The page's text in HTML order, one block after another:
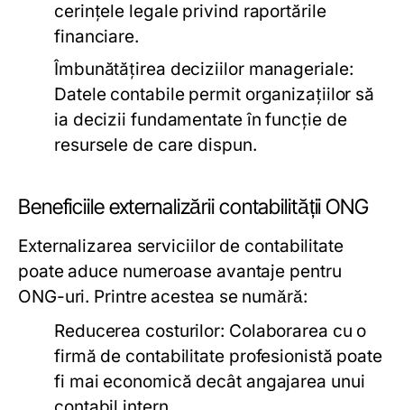
cerințele legale privind raportările
financiare.
Îmbunătățirea deciziilor manageriale:
Datele contabile permit organizațiilor să
ia decizii fundamentate în funcție de
resursele de care dispun.
Beneficiile externalizării contabilității ONG
Externalizarea serviciilor de contabilitate
poate aduce numeroase avantaje pentru
ONG-uri. Printre acestea se numără:
Reducerea costurilor: Colaborarea cu o
firmă de contabilitate profesionistă poate
fi mai economică decât angajarea unui